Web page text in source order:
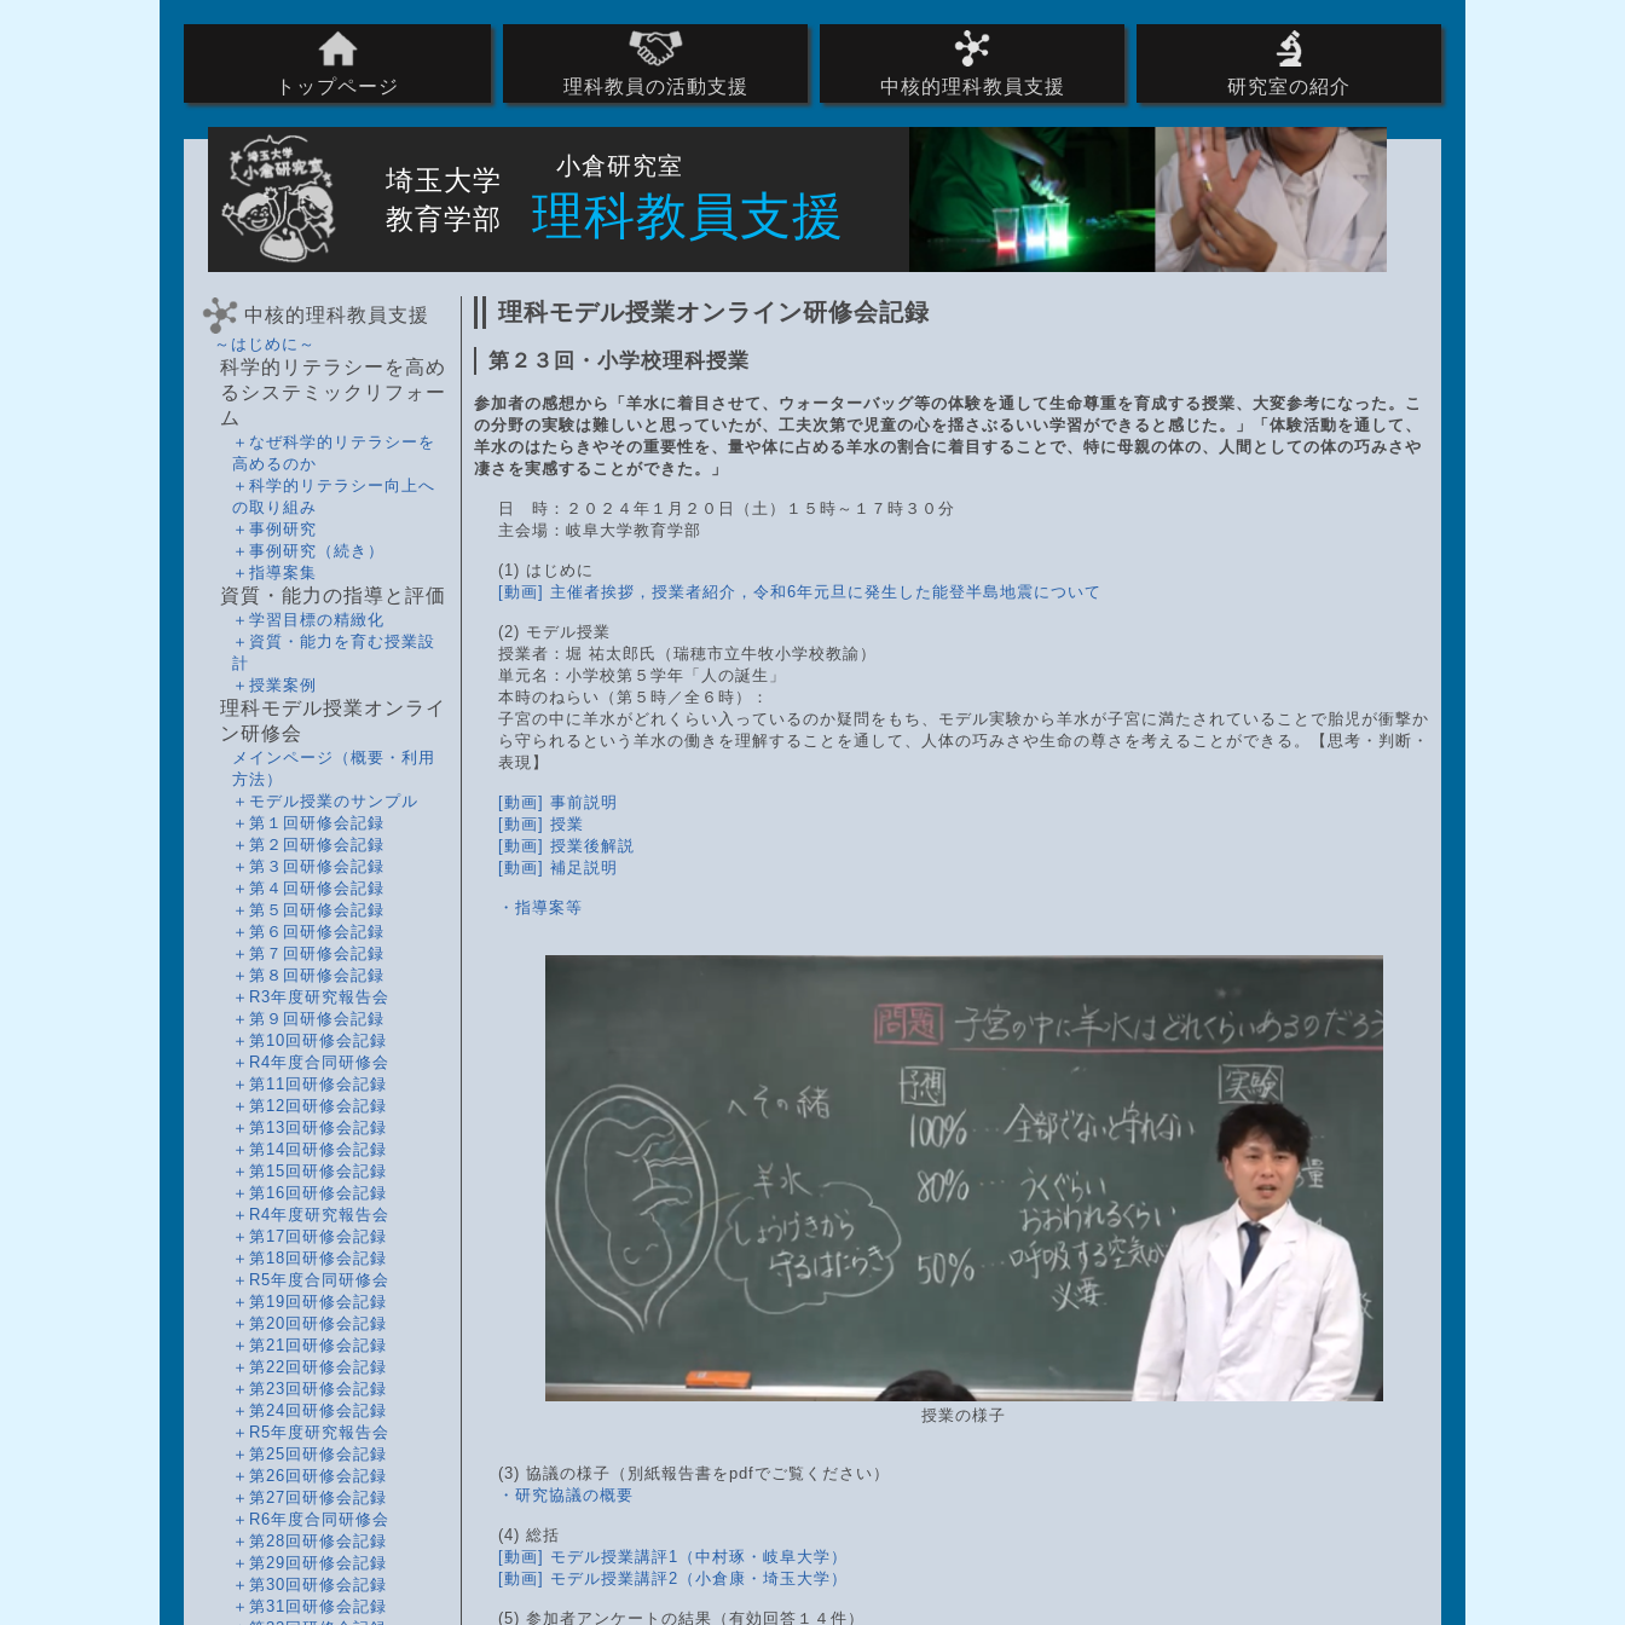
トップページ 理科教員の活動支援 中核的理科教員支援 研究室の紹介
埼玉大学
教育学部
小倉研究室
理科教員支援
中核的理科教員支援
～はじめに～
科学的リテラシーを高め
るシステミックリフォー
ム
＋なぜ科学的リテラシーを
高めるのか
＋科学的リテラシー向上へ
の取り組み
＋事例研究
＋事例研究（続き）
＋指導案集
資質・能力の指導と評価
＋学習目標の精緻化
＋資質・能力を育む授業設
計
＋授業案例
理科モデル授業オンライ
ン研修会
メインページ（概要・利用
方法）
＋モデル授業のサンプル
＋第１回研修会記録
＋第２回研修会記録
＋第３回研修会記録
＋第４回研修会記録
＋第５回研修会記録
＋第６回研修会記録
＋第７回研修会記録
＋第８回研修会記録
＋R3年度研究報告会
＋第９回研修会記録
＋第10回研修会記録
＋R4年度合同研修会
＋第11回研修会記録
＋第12回研修会記録
＋第13回研修会記録
＋第14回研修会記録
＋第15回研修会記録
＋第16回研修会記録
＋R4年度研究報告会
＋第17回研修会記録
＋第18回研修会記録
＋R5年度合同研修会
＋第19回研修会記録
＋第20回研修会記録
＋第21回研修会記録
＋第22回研修会記録
＋第23回研修会記録
＋第24回研修会記録
＋R5年度研究報告会
＋第25回研修会記録
＋第26回研修会記録
＋第27回研修会記録
＋R6年度合同研修会
＋第28回研修会記録
＋第29回研修会記録
＋第30回研修会記録
＋第31回研修会記録
理科モデル授業オンライン研修会記録
第２３回・小学校理科授業
参加者の感想から「羊水に着目させて、ウォーターバッグ等の体験を通して生命尊重を育成する授業、大変参考になった。こ
の分野の実験は難しいと思っていたが、工夫次第で児童の心を揺さぶるいい学習ができると感じた。」「体験活動を通して、
羊水のはたらきやその重要性を、量や体に占める羊水の割合に着目することで、特に母親の体の、人間としての体の巧みさや
凄さを実感することができた。」
日 時：２０２４年１月２０日（土）１５時～１７時３０分
主会場：岐阜大学教育学部
(1) はじめに
[動画] 主催者挨拶，授業者紹介，令和6年元旦に発生した能登半島地震について
(2) モデル授業
授業者：堀 祐太郎氏（瑞穂市立牛牧小学校教諭）
単元名：小学校第５学年「人の誕生」
本時のねらい（第５時／全６時）：
子宮の中に羊水がどれくらい入っているのか疑問をもち、モデル実験から羊水が子宮に満たされていることで胎児が衝撃か
ら守られるという羊水の働きを理解することを通して、人体の巧みさや生命の尊さを考えることができる。【思考・判断・
表現】
[動画] 事前説明
[動画] 授業
[動画] 授業後解説
[動画] 補足説明
・指導案等
授業の様子
(3) 協議の様子（別紙報告書をpdfでご覧ください）
・研究協議の概要
(4) 総括
[動画] モデル授業講評1（中村琢・岐阜大学）
[動画] モデル授業講評2（小倉康・埼玉大学）
(5) 参加者アンケートの結果（有効回答１４件）